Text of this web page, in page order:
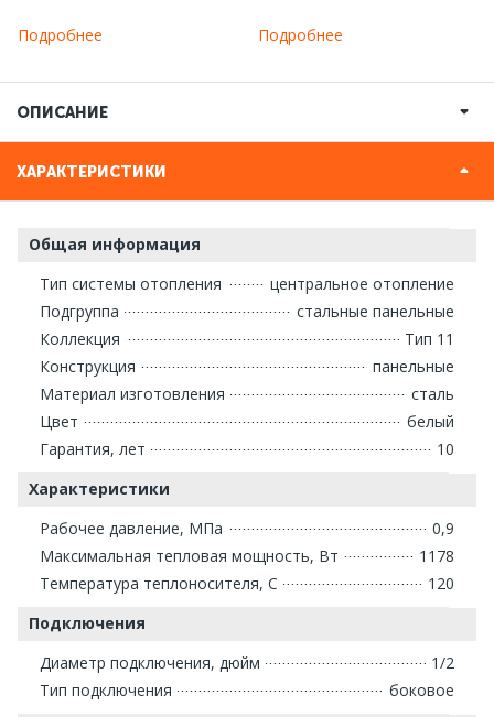
Подробнее Подробнее
ОПИСАНИЕ
ХАРАКТЕРИСТИКИ
Общая информация
Тип системы отопления
центральное отопление
Подгруппа
стальные панельные
Коллекция
Тип 11
Конструкция
панельные
Материал изготовления
сталь
Цвет
белый
Гарантия, лет
10
Характеристики
Рабочее давление, МПа
0,9
Максимальная тепловая мощность, Вт
1178
Температура теплоносителя, С
120
Подключения
Диаметр подключения, дюйм
1/2
Тип подключения
боковое